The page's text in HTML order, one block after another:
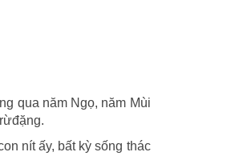
qua năm Ngọ, năm Mùi
nít ấy, bất kỳ sống thác